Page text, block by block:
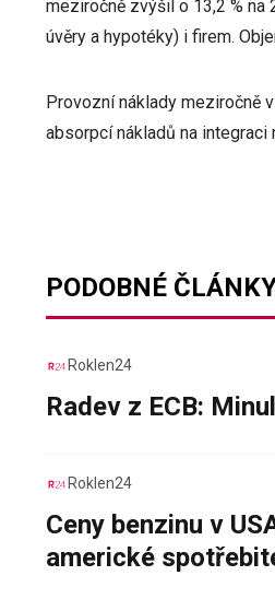
meziročně zvýšil o 13,2 %
úvěry a hypotéky) i firem.
Provozní náklady meziročně
absorpcí nákladů na
PODOBNÉ
Roklen24
Radev z ECB:
Roklen24
Ceny benzinu v
americké